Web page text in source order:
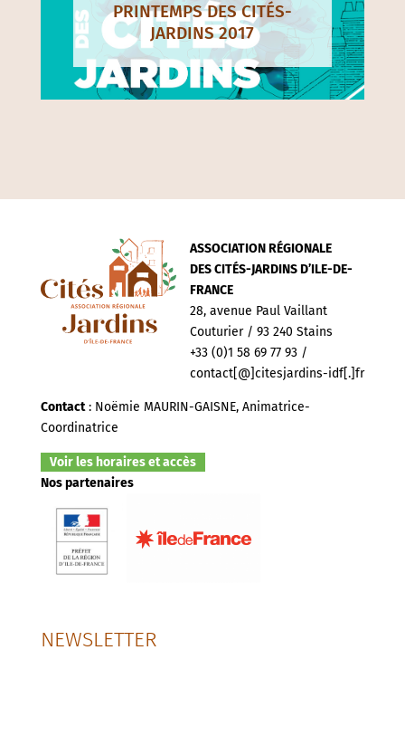
PRINTEMPS DES CITÉS-
JARDINS 2017
ASSOCIATION RÉGIONALE
DES CITÉS-JARDINS D’ILE-DE-
FRANCE
28, avenue Paul Vaillant
Couturier / 93 240 Stains
+33 (0)1 58 69 77 93 /
contact[@]citesjardins-idf[.]fr
Contact: Noëmie MAURIN-GAISNE, Animatrice-
Coordinatrice
Voir les horaires et accès
Nos partenaires
NEWSLETTER